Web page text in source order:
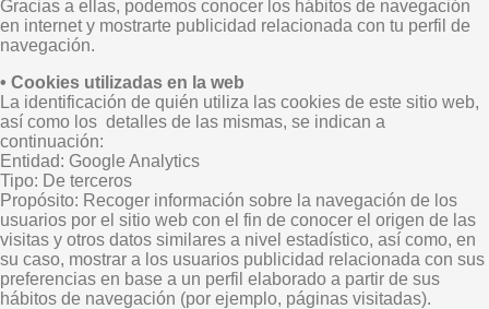
Gracias a ellas, podemos conocer los hábitos de navegación
en internet y mostrarte publicidad relacionada con tu perfil de
navegación.
• Cookies utilizadas en la web
La identificación de quién utiliza las cookies de este sitio web,
así como los detalles de las mismas, se indican a
continuación:
Entidad: Google Analytics
Tipo: De terceros
Propósito: Recoger información sobre la navegación de los
usuarios por el sitio web con el fin de conocer el origen de las
visitas y otros datos similares a nivel estadístico, así como, en
su caso, mostrar a los usuarios publicidad relacionada con sus
preferencias en base a un perfil elaborado a partir de sus
hábitos de navegación (por ejemplo, páginas visitadas).